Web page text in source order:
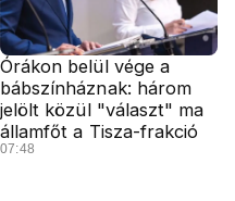
Órákon belül vége a
bábszínháznak: három
jelölt közül "választ" ma
államfőt a Tisza-frakció
07:48